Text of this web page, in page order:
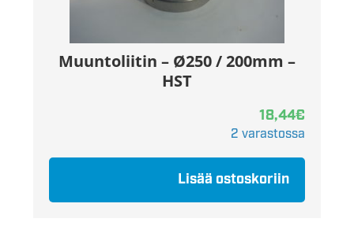
Muuntoliitin – Ø250 / 200mm –
HST
18,44€
2 varastossa
Lisää ostoskoriin